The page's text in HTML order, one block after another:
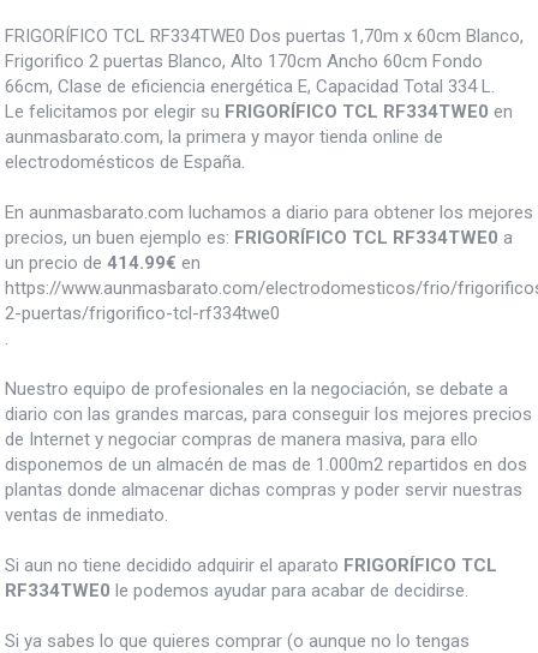
FRIGORÍFICO TCL RF334TWE0 Dos puertas 1,70m x 60cm Blanco,
Frigorifico 2 puertas Blanco, Alto 170cm Ancho 60cm Fondo
66cm, Clase de eficiencia energética E, Capacidad Total 334 L.
Le felicitamos por elegir su FRIGORÍFICO TCL RF334TWE0 en
aunmasbarato.com, la primera y mayor tienda online de
electrodomésticos de España.
En aunmasbarato.com luchamos a diario para obtener los mejores
precios, un buen ejemplo es: FRIGORÍFICO TCL RF334TWE0 a
un precio de 414.99€ en
https://www.aunmasbarato.com/electrodomesticos/frio/
2-puertas/frigorifico-tcl-rf334twe0
.
Nuestro equipo de profesionales en la negociación, se debate a
diario con las grandes marcas, para conseguir los mejores precios
de Internet y negociar compras de manera masiva, para ello
disponemos de un almacén de mas de 1.000m2 repartidos en dos
plantas donde almacenar dichas compras y poder servir nuestras
ventas de inmediato.
Si aun no tiene decidido adquirir el aparato FRIGORÍFICO TCL
RF334TWE0 le podemos ayudar para acabar de decidirse.
Si ya sabes lo que quieres comprar (o aunque no lo tengas